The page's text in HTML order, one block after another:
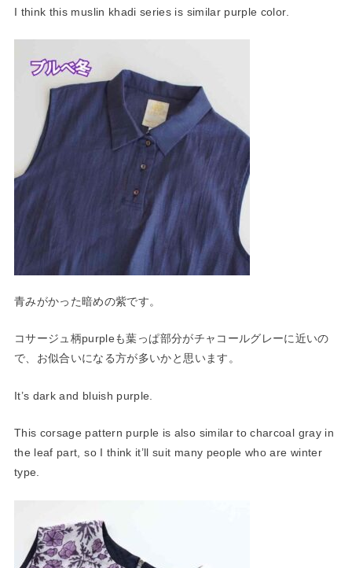
I think this muslin khadi series is similar purple color.
青みがかった暗めの紫です。
コサージュ柄purpleも葉っぱ部分がチャコールグレーに近いの
で、お似合いになる方が多いかと思います。
It’s dark and bluish purple.
This corsage pattern purple is also similar to charcoal gray in
the leaf part, so I think it’ll suit many people who are winter
type.